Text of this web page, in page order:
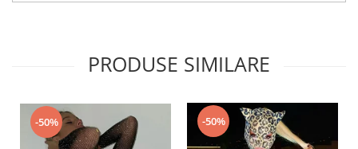
PRODUSE SIMILARE
-50% -50%